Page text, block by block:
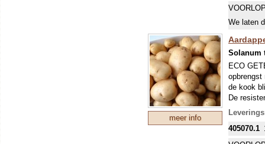
Een
echter
glas). De
70x40
We laten
meer info
Solanum
ECO
opbrengst
de kook
De
geschikt
Een
eigenlijk
405070.1